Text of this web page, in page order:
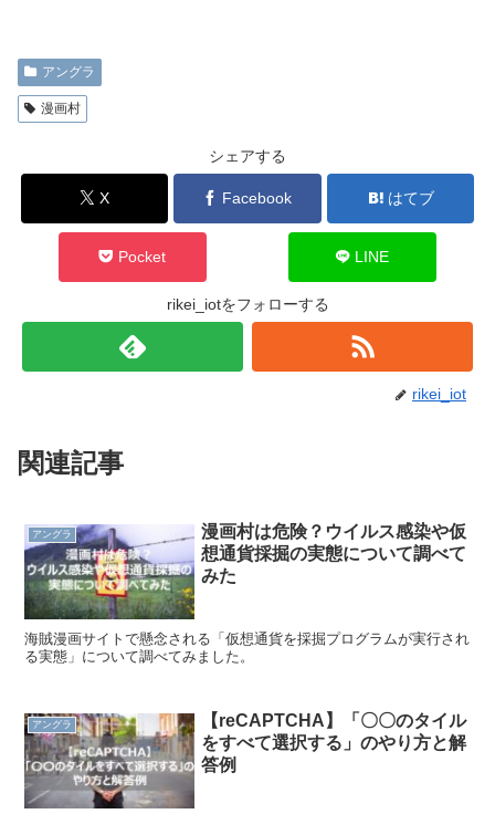
アングラ
漫画村
シェアする
X Facebook はてブ
Pocket LINE
rikei_iotをフォローする
rikei_iot
関連記事
アングラ
漫画村は危険？ウイルス感染や仮
想通貨採掘の実態について調べて
みた
海賊漫画サイトで懸念される「仮想通貨を採掘プログラムが実行され
る実態」について調べてみました。
アングラ
【reCAPTCHA】「〇〇のタイル
をすべて選択する」のやり方と解
答例